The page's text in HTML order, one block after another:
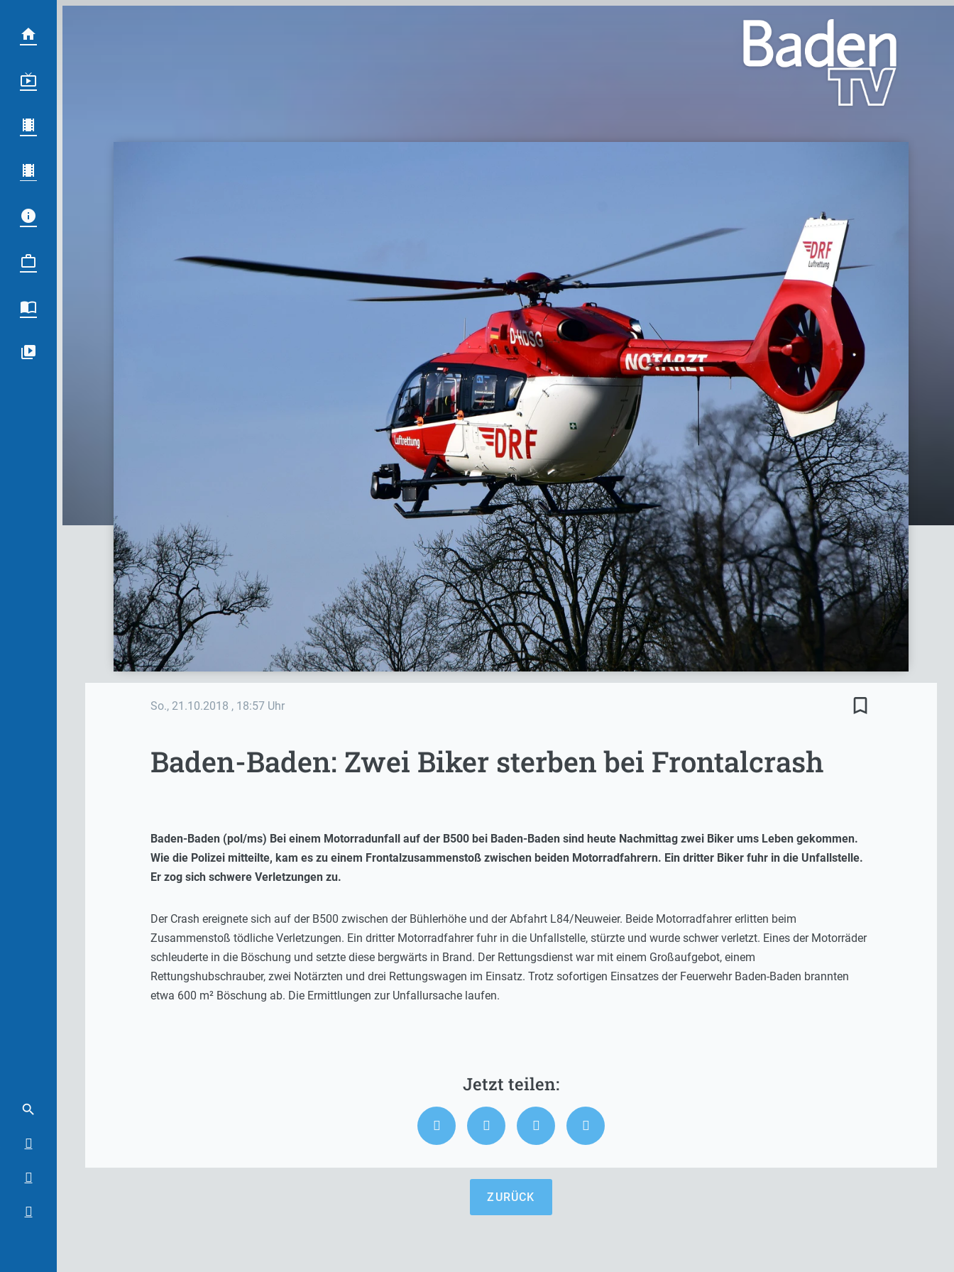
So., 21.10.2018 , 18:57 Uhr bookmark_border
Baden-Baden: Zwei Biker sterben bei Frontalcrash
Baden-Baden (pol/ms) Bei einem Motorradunfall auf der B500 bei Baden-Baden sind heute Nachmittag zwei Biker ums Leben gekommen.
Wie die Polizei mitteilte, kam es zu einem Frontalzusammenstoß zwischen beiden Motorradfahrern. Ein dritter Biker fuhr in die Unfallstelle.
Er zog sich schwere Verletzungen zu.
Der Crash ereignete sich auf der B500 zwischen der Bühlerhöhe und der Abfahrt L84/Neuweier. Beide Motorradfahrer erlitten beim
Zusammenstoß tödliche Verletzungen. Ein dritter Motorradfahrer fuhr in die Unfallstelle, stürzte und wurde schwer verletzt. Eines der Motorräder
schleuderte in die Böschung und setzte diese bergwärts in Brand. Der Rettungsdienst war mit einem Großaufgebot, einem
Rettungshubschrauber, zwei Notärzten und drei Rettungswagen im Einsatz. Trotz sofortigen Einsatzes der Feuerwehr Baden-Baden brannten
etwa 600 m² Böschung ab. Die Ermittlungen zur Unfallursache laufen.
ZURÜCK